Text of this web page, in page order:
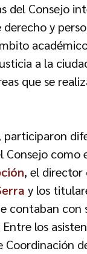
del Consejo
derecho y
a la
que se
participaron
Consejo como
, el director
y los
contaban con
los
Coordinación